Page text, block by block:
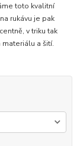
toto kvalitní
rukávu je pak
v triku tak
materiálu a šití.